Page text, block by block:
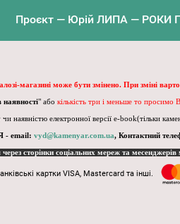
Проєкт — Юрій ЛИПА — РОКИ
магазині може бути змінено. При зміні
" або кількість три і меньше то просимо
наявністю електронної версії e-book(тільки
email: vyd@kamenyar.com.ua, Контактний
сторінки соціальних мереж та
картки VISA, Mastercard та інші.